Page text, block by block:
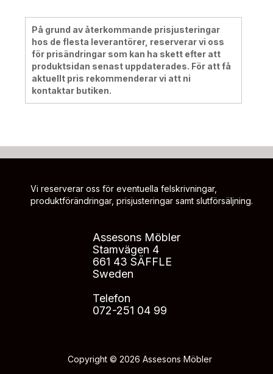
På grund av återkommande prisjusteringar
hos de flesta leverantörer, reserverar vi oss
för prisändringar som kan ha skett efter att
produktsidan senast uppdaterades. För att få
aktuellt pris rekommenderar vi att ni
kontaktar butiken.
Vi reserverar oss för eventuella felskrivningar,
produktförändringar, prisjusteringar samt slutförsäljning.
Assesons Möbler
Stamvägen 4
661 43 SÄFFLE
Sweden
Telefon
072-251 04 99
Copyright © 2026 Assesons Möbler